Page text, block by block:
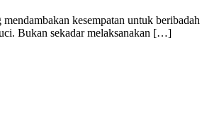
kesempatan untuk beribadah
Bukan sekadar melaksanakan […]